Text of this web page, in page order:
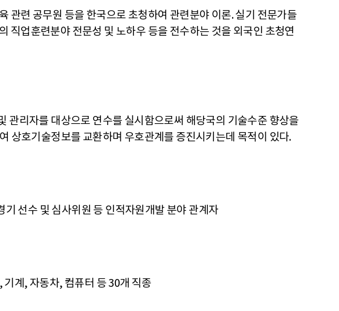
관련 공무원 등을 한국으로 초청하여 관련분야 이론. 실기 전문가들
직업훈련분야 전문성 및 노하우 등을 전수하는 것을 외국인 초청연
관리자를 대상으로 연수를 실시함으로써 해당국의 기술수준 향상을
상호기술정보를 교환하며 우호관계를 증진시키는데 목적이 있다.
선수 및 심사위원 등 인적자원개발 분야 관계자
계, 자동차, 컴퓨터 등 30개 직종